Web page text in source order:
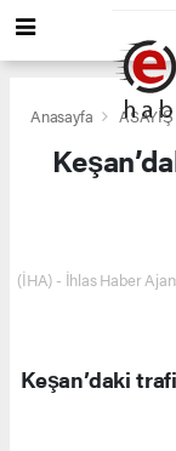
Anasayfa ASAYİŞ
(İHA) - İhlas Haber
Keşan’daki